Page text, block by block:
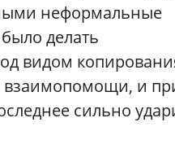
неформальные
делать
видом
взаимопомощи, и
сильно